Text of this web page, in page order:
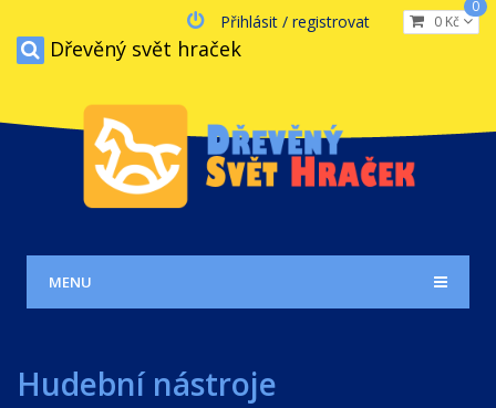
0 Kč
0
Přihlásit / registrovat
Dřevěný svět hraček
MENU
Hudební nástroje